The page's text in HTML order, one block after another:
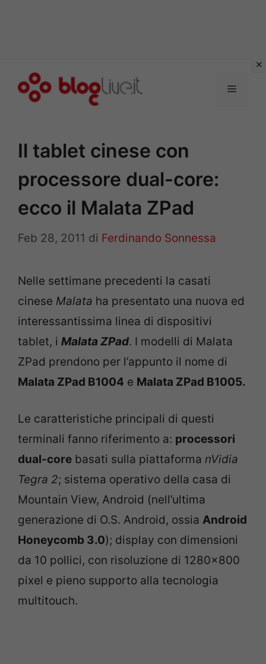
Menu
Il tablet cinese con
processore dual-core:
ecco il Malata ZPad
Feb 28, 2011 di Ferdinando Sonnessa
Nelle settimane precedenti la casati
cinese Malata ha presentato una nuova ed
interessantissima linea di dispositivi
tablet, i Malata ZPad. I modelli di Malata
ZPad prendono per l’appunto il nome di
Malata ZPad B1004 e Malata ZPad B1005.
Le caratteristiche principali di questi
terminali fanno riferimento a: processori
dual-core basati sulla piattaforma nVidia
Tegra 2; sistema operativo della casa di
Mountain View, Android (nell’ultima
generazione di O.S. Android, ossia Android
Honeycomb 3.0); display con dimensioni
da 10 pollici, con risoluzione di 1280×800
pixel e pieno supporto alla tecnologia
multitouch.